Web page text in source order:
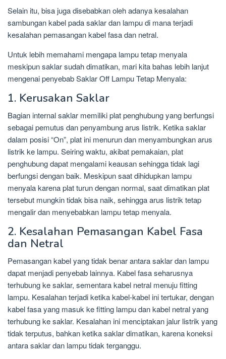
Selain itu, bisa juga disebabkan oleh adanya kesalahan
sambungan kabel pada saklar dan lampu di mana terjadi
kesalahan pemasangan kabel fasa dan netral.
Untuk lebih memahami mengapa lampu tetap menyala
meskipun saklar sudah dimatikan, mari kita bahas lebih lanjut
mengenai penyebab Saklar Off Lampu Tetap Menyala:
1. Kerusakan Saklar
Bagian internal saklar memiliki plat penghubung yang berfungsi
sebagai pemutus dan penyambung arus listrik. Ketika saklar
dalam posisi “On”, plat ini menurun dan menyambungkan arus
listrik ke lampu. Seiring waktu, akibat pemakaian, plat
penghubung dapat mengalami keausan sehingga tidak lagi
berfungsi dengan baik. Meskipun saat dihidupkan lampu
menyala karena plat turun dengan normal, saat dimatikan plat
tersebut mungkin tidak bisa naik, sehingga arus listrik tetap
mengalir dan menyebabkan lampu tetap menyala.
2. Kesalahan Pemasangan Kabel Fasa
dan Netral
Pemasangan kabel yang tidak benar antara saklar dan lampu
dapat menjadi penyebab lainnya. Kabel fasa seharusnya
terhubung ke saklar, sementara kabel netral menuju fitting
lampu. Kesalahan terjadi ketika kabel-kabel ini tertukar, dengan
kabel fasa yang masuk ke fitting lampu dan kabel netral yang
terhubung ke saklar. Kesalahan ini menciptakan jalur listrik yang
tidak terputus, bahkan ketika saklar dimatikan, karena koneksi
antara saklar dan lampu tidak terganggu.